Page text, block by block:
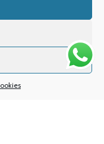
de 17 a 20h
info@vapeo.es